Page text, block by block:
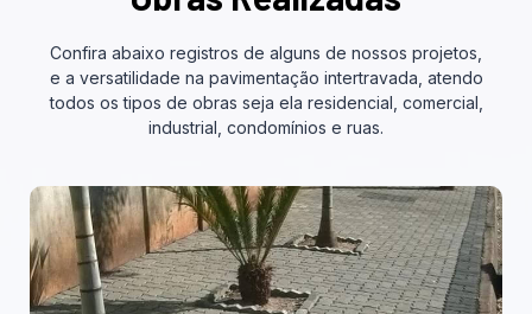
Confira abaixo registros de alguns de nossos projetos,
e a versatilidade na pavimentação intertravada, atendo
todos os tipos de obras seja ela residencial, comercial,
industrial, condomínios e ruas.